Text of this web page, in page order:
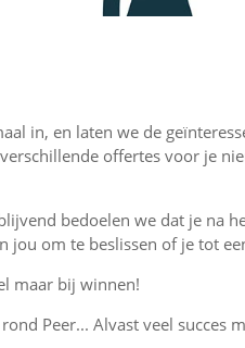
in, en laten we de
offertes voor je
bedoelen we dat je na
jou om te beslissen of je tot
maar bij winnen!
Peer... Alvast veel succes